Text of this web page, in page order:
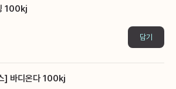
100kj
담기
] 바디온다 100kj